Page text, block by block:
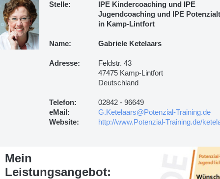
Stelle:
IPE Kindercoaching und IPE
Jugendcoaching und IPE
in Kamp-Lintfort
Name:
Adresse:
Telefon:
eMail:
Website:
Gabriele Ketelaars
Feldstr. 43
47475 Kamp-Lintfort
Deutschland
02842 - 96649
G.Ketelaars@Potenzial-Training.de
http://www.Potenzial-Training.de/
Mein
Leistungsangebot: